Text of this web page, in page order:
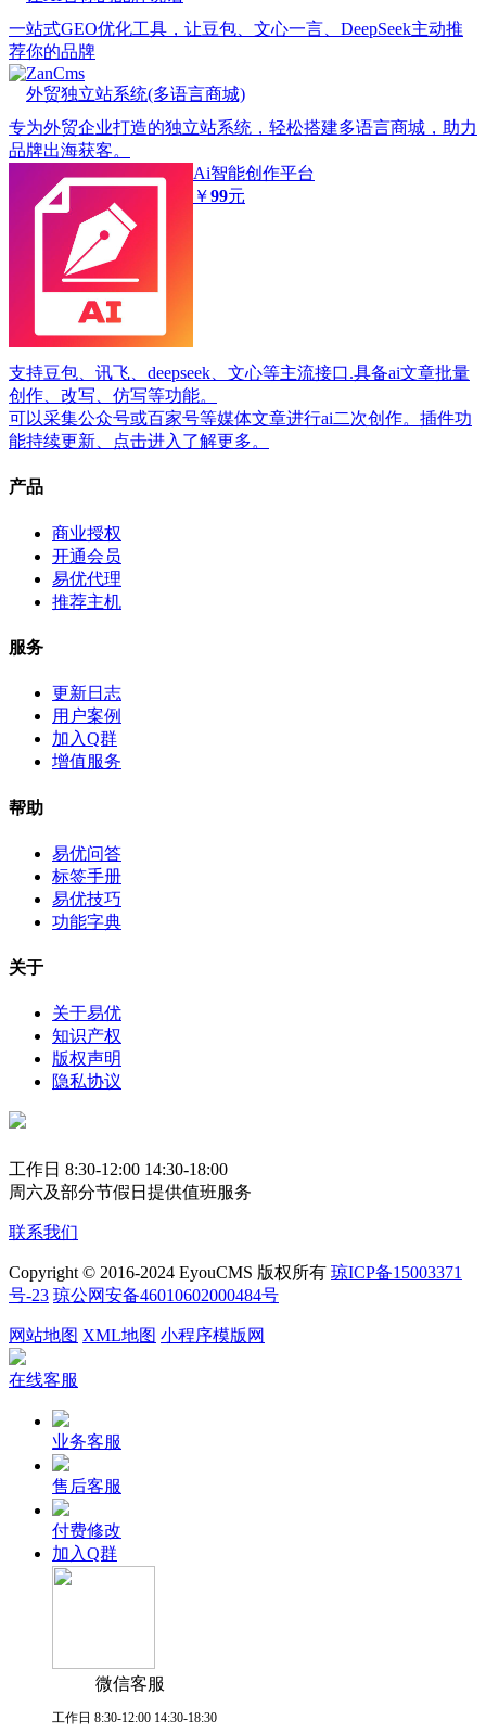
一站式GEO优化工具，让豆包、文心一言、DeepSeek主动推
荐你的品牌
ZanCms
外贸独立站系统(多语言商城)
专为外贸企业打造的独立站系统，轻松搭建多语言商城，助力
品牌出海获客。
Ai智能创作平台
￥99元
支持豆包、讯飞、deepseek、文心等主流接口.具备ai文章批量
创作、改写、仿写等功能。
可以采集公众号或百家号等媒体文章进行ai二次创作。插件功
能持续更新、点击进入了解更多。
产品
商业授权
开通会员
易优代理
推荐主机
服务
更新日志
用户案例
加入Q群
增值服务
帮助
易优问答
标签手册
易优技巧
功能字典
关于
关于易优
知识产权
版权声明
隐私协议
工作日 8:30-12:00 14:30-18:00
周六及部分节假日提供值班服务
联系我们
Copyright © 2016-2024 EyouCMS 版权所有 琼ICP备15003371
号-23 琼公网安备46010602000484号
网站地图 XML地图 小程序模版网
在线客服
业务客服
售后客服
付费修改
加入Q群
微信客服
工作日 8:30-12:00 14:30-18:30